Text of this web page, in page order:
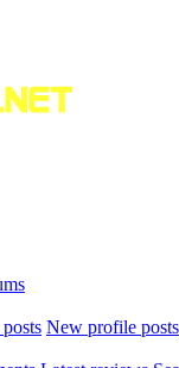
New profile posts